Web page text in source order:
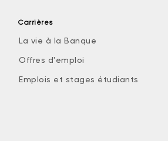
Carrières
La vie à la Banque
Offres d'emploi
Emplois et stages étudiants